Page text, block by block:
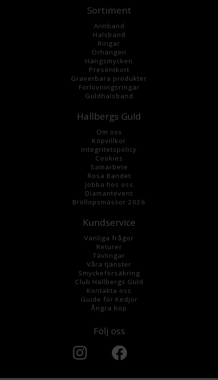
Sortiment
Armband
Halsband
Ringar
Örhängen
Hängsmycken
Presentkort
Graverbara produkter
Förlovningsringar
Guldhalsband
Hallbergs Guld
Om oss
Köpvillkor
Integritetspolicy
Cookies
Samarbete
Rosa Bandet
Jobba hos oss
Diamantevent
Bröllopsmässor 2026
Kundservice
Vanliga frågor
Returer
Tävlingar
Våra tjänster
Smyckeförsäkring
Club Hallbergs Guld
Kontakta oss
Guide för Kedjor
Ångra Köp
Följ oss